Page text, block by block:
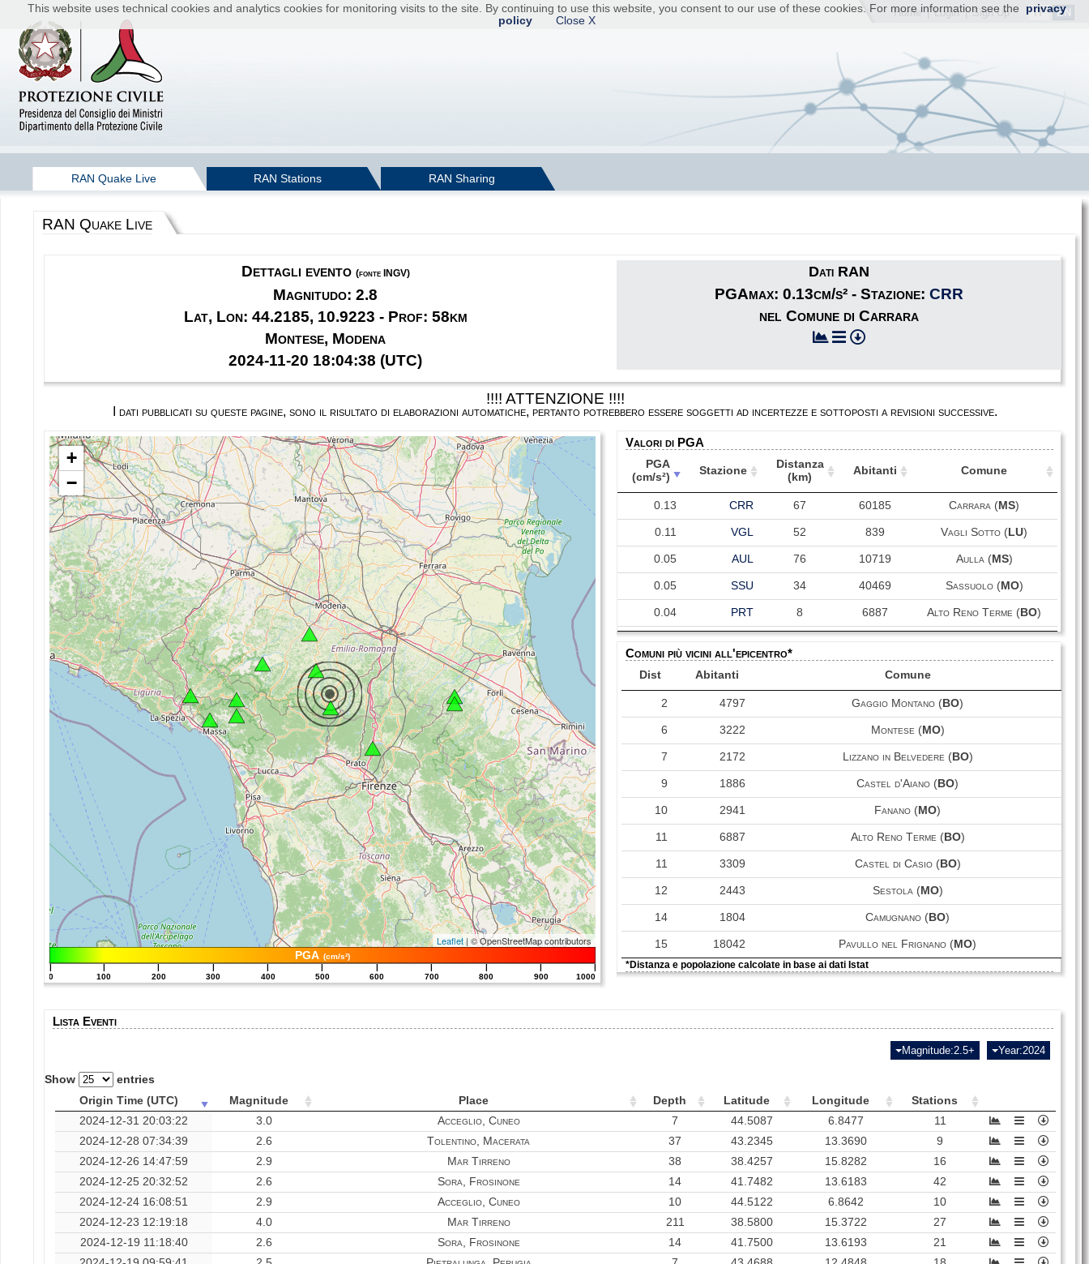
IT EN
Home| Login|Sign Up
This website uses technical cookies and analytics cookies for monitoring visits to the site. By continuing to use this website, you consent to our use of these cookies. For more information see the
privacy
policy
Close X
RAN Quake Live RAN Stations RAN Sharing
RAN Quake Live
Dettagli evento (fonte INGV)
Magnitudo: 2.8
Lat, Lon: 44.2185, 10.9223 - Prof: 58km
Montese, Modena
2024-11-20 18:04:38 (UTC)
Dati RAN
PGAmax: 0.13cm/s² - Stazione:CRR
nel Comune di Carrara
!!!! ATTENZIONE !!!!
I dati pubblicati su queste pagine, sono il risultato di elaborazioni automatiche, pertanto potrebbero essere soggetti ad incertezze e sottoposti a revisioni successive.
+
−
Leaflet | © OpenStreetMap contributors
PGA (cm/s²)
|
0
|
100
|
200
|
300
|
400
|
500
|
600
|
700
|
800
|
900
|
1000
Valori di PGA
PGA
(cm/s²)
Stazione
Distanza
(km)
Abitanti Comune
PGA
(cm/s²)
Stazione
Distanza
(km)
Abitanti Comune
0.13 CRR 67 60185 Carrara (MS)
0.11 VGL 52 839 Vagli Sotto ( LU)
0.05 AUL 76 10719 Aulla (MS)
0.05 SSU 34 40469 Sassuolo (MO)
0.04 PRT 8 6887 Alto Reno Terme ( BO)
0.03 VLM 40 3517 Villa Minozzo (RE)
0.03 PZS 51 2144 Piazza al Serchio (LU)
0.02 BRH 67 7189 Brisighella (RA)
0.02 PVF 18042
Pavullo nel Frignano
Comuni più vicini all'epicentro*
Dist Abitanti Comune
2 4797 Gaggio Montano ( BO)
6 3222 Montese (MO)
7 2172 Lizzano in Belvedere (BO)
9 1886 Castel d'Aiano ( BO)
10 2941 Fanano (MO)
11 6887 Alto Reno Terme (BO)
11 3309 Castel di Casio (BO)
12 2443 Sestola (MO)
14 1804 Camugnano ( BO)
15 18042 Pavullo nel Frignano (MO)
*Distanza e popolazione calcolate in base ai dati Istat
Lista Eventi
Magnitude:2.5+ Year:2024
Show
entries
Origin Time (UTC)
Magnitude Place Depth Latitude Longitude
Stations
2024-12-31 20:03:22
3.0 Acceglio, Cuneo 7 44.5087 6.8477
11
2024-12-28 07:34:39
2.6 Tolentino, Macerata 37 43.2345 13.3690
9
2024-12-26 14:47:59
2.9 Mar Tirreno 38 38.4257 15.8282
16
2024-12-25 20:32:52
2.6 Sora, Frosinone 14 41.7482 13.6183
42
2024-12-24 16:08:51
2.9 Acceglio, Cuneo 10 44.5122 6.8642
10
2024-12-23 12:19:18
4.0 Mar Tirreno 211 38.5800 15.3722
27
2024-12-19 11:18:40
2.6 Sora, Frosinone 14 41.7500 13.6193
21